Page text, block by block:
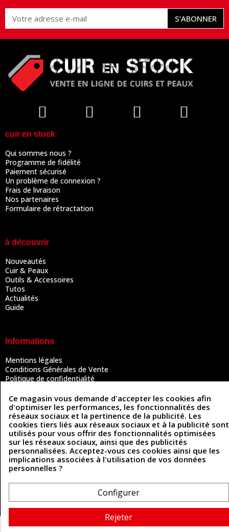
S’ABONNER
cuir en stock
Qui sommes nous ?
Programme de fidélité
Paiement sécurisé
Un problème de connexion ?
Frais de livraison
Nos partenaires
Formulaire de rétractation
à découvrir
Nouveautés
Cuir & Peaux
Outils & Accessoires
Tutos
Actualités
Guide
Informations
Mentions légales
Conditions Générales de Vente
Politique de confidentialité
Contactez-nous
Coordonnées
493 Chemin de Catougnac
81300 Graulhet
05 63 34 51 88
contact@cuirenstock.com
Cuirenstock © 2026 - Une création Quatrys 💙
Ce magasin vous demande d'accepter les cookies afin
d'optimiser les performances, les fonctionnalités des
réseaux sociaux et la pertinence de la publicité. Les
cookies tiers liés aux réseaux sociaux et à la publicité sont
utilisés pour vous offrir des fonctionnalités optimisées
sur les réseaux sociaux, ainsi que des publicités
personnalisées. Acceptez-vous ces cookies ainsi que les
implications associées à l'utilisation de vos données
personnelles ?
Configurer
Rejeter